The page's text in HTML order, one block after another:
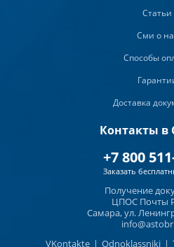
Статьи
Сми о
Способы
Доставка
Контакты в
+7 800
Заказать
Получение
ЦПОС Почты
Самара, ул.
VKontakte | Odnoklassniki |